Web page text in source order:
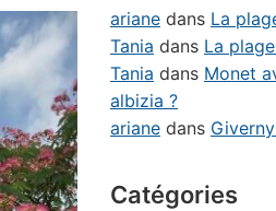
ariane dans La
Tania dans La
Tania dans Monet
albizia ?
ariane dans
Catégories